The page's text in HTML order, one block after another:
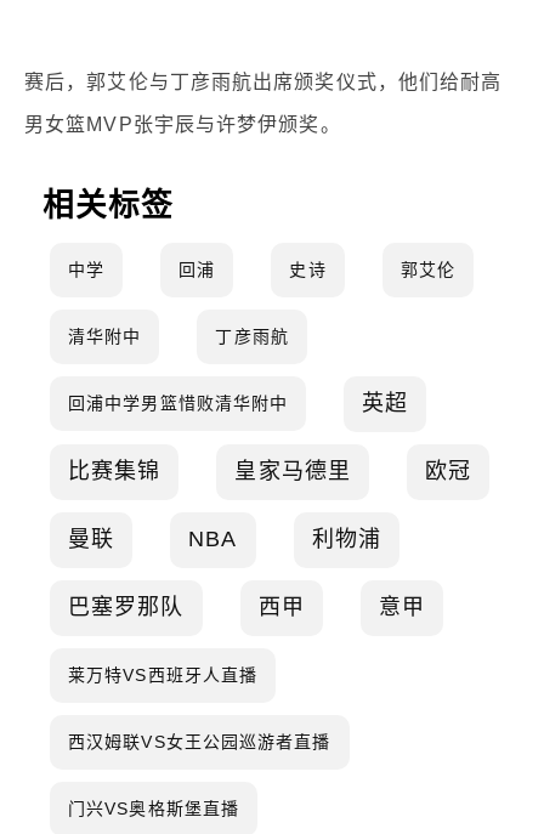
赛后，郭艾伦与丁彦雨航出席颁奖仪式，他们给耐高
男女篮MVP张宇辰与许梦伊颁奖。
相关标签
中学 回浦 史诗 郭艾伦
清华附中 丁彦雨航
回浦中学男篮惜败清华附中 英超
比赛集锦 皇家马德里 欧冠
曼联 NBA 利物浦
巴塞罗那队 西甲 意甲
莱万特VS西班牙人直播
西汉姆联VS女王公园巡游者直播
门兴VS奥格斯堡直播